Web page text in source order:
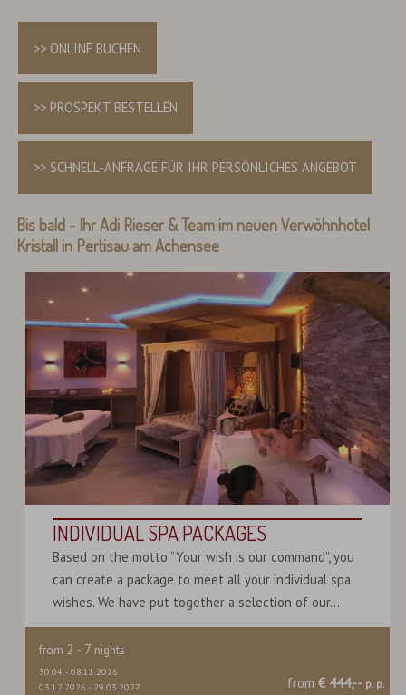
>> ONLINE BUCHEN
>> PROSPEKT BESTELLEN
>> SCHNELL-ANFRAGE FÜR IHR PERSÖNLICHES ANGEBOT
Bis bald - Ihr Adi Rieser & Team im neuen Verwöhnhotel
Kristall in Pertisau am Achensee
INDIVIDUAL SPA PACKAGES
Based on the motto “Your wish is our command”, you
can create a package to meet all your individual spa
wishes. We have put together a selection of our...
from 2 - 7 nights
30.04.-08.11.2026
03.12.2026 - 29.03.2027
from € 444,-- p. p.